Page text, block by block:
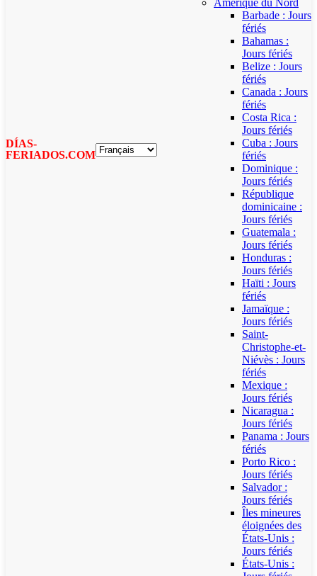
DÍAS-
FERIADOS.COM
Amérique du Nord
Barbade : Jours
fériés
Bahamas :
Jours fériés
Belize : Jours
fériés
Canada : Jours
fériés
Costa Rica :
Jours fériés
Cuba : Jours
fériés
Dominique :
Jours fériés
République
dominicaine :
Jours fériés
Guatemala :
Jours fériés
Honduras :
Jours fériés
Haïti : Jours
fériés
Jamaïque :
Jours fériés
Saint-
Christophe-et-
Niévès : Jours
fériés
Mexique :
Jours fériés
Nicaragua :
Jours fériés
Panama : Jours
fériés
Porto Rico :
Jours fériés
Salvador :
Jours fériés
Îles mineures
éloignées des
États-Unis :
Jours fériés
États-Unis :